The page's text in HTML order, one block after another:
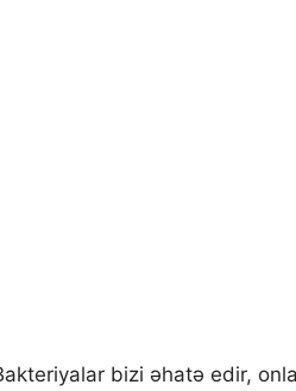
bizi əhatə edir,